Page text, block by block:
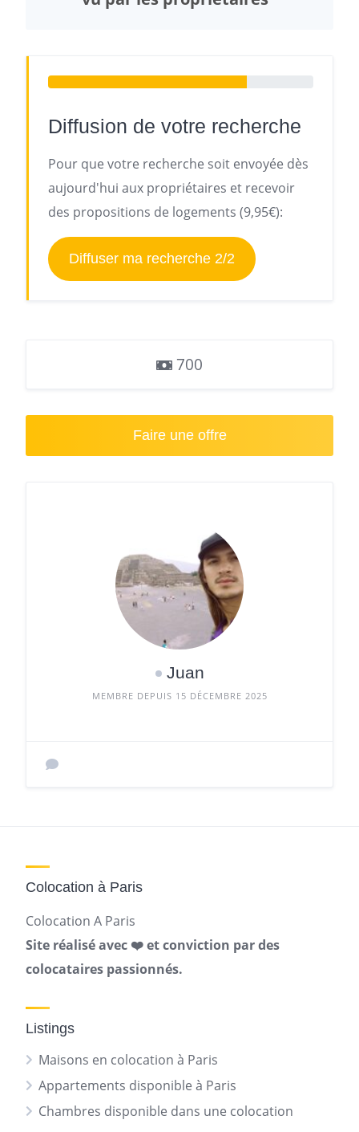
Diffusion de votre recherche
Pour que votre recherche soit envoyée dès
aujourd'hui aux propriétaires et recevoir
des propositions de logements (9,95€):
Diffuser ma recherche 2/2
700
Faire une offre
Juan
MEMBRE DEPUIS 15 DÉCEMBRE 2025
Colocation à Paris
Colocation A Paris
Site réalisé avec ❤️ et conviction par des
colocataires passionnés.
Listings
Maisons en colocation à Paris
Appartements disponible à Paris
Chambres disponible dans une colocation